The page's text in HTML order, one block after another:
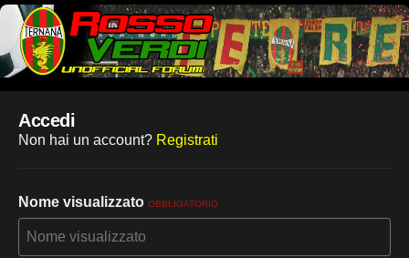
Accedi
Non hai un account? Registrati
Nome visualizzato OBBLIGATORIO